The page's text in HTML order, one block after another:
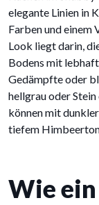
elegante Linien in
Farben und einem
Look liegt darin,
Bodens mit
Gedämpfte oder
hellgrau oder
können mit
tiefem
Wie